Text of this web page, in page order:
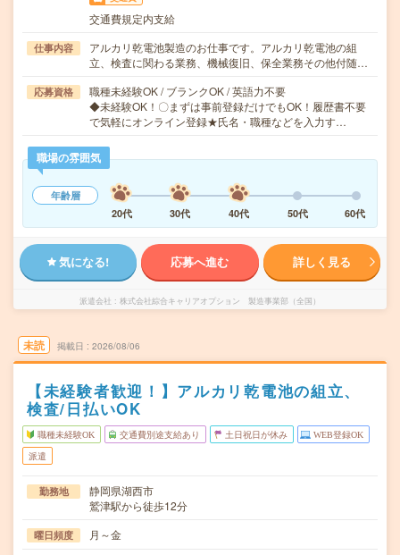
交通費規定内支給
仕事内容
アルカリ乾電池製造のお仕事です。アルカリ乾電池の組
立、検査に関わる業務、機械復旧、保全業務その他付随…
応募資格
職種未経験OK / ブランクOK / 英語力不要
◆未経験OK！〇まずは事前登録だけでもOK！履歴書不要
で気軽にオンライン登録★氏名・職種などを入力す…
職場の雰囲気
年齢層
20代
30代 40代 50代 60代
気になる! 応募へ進む 詳しく見る
派遣会社 株式会社綜合キャリアオプション 製造事業部（全国）
未読 掲載日 2026/08/06
【未経験者歓迎！】アルカリ乾電池の組立、
検査/日払いOK
職種未経験OK 交通費別途支給あり 土日祝日が休み WEB登録OK
派遣
勤務地
静岡県湖西市
鷲津駅から徒歩12分
曜日頻度 月～金